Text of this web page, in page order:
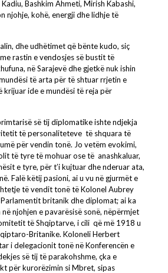
Bashkim Ahmeti, Mirish Kabashi,
njohje, kohë, energji dhe lidhje të
dhe udhëtimet që bënte kudo, siç
rastin e vendosjes së bustit të
në Sarajevë dhe gjetkë nuk ishin
të arta për të shtuar rrjetin e
ide e mundësi të reja për
së tij diplomatike ishte ndjekja
të personaliteteve të shquara të
për vendin tonë. Jo vetëm evokimi,
të tyre të mohuar ose të anashkaluar,
e tyre, për t’i kujtuar dhe nderuar ata,
Falë këtij pasioni, ai u vu në gjurmët e
të vendit tonë të Kolonel Aubrey
britanik dhe diplomat; ai ka
njohjen e pavarësisë sonë, nëpërmjet
të Shqiptarve, i cili që më 1918 u
Britanike. Koloneli Herbert
i delegacionit tonë në Konferencën e
së tij të parakohshme, çka e
për kurorëzimin si Mbret, sipas